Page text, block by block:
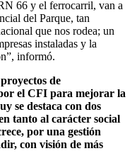
66 y el ferrocarril, van a
del Parque, tan
que nos rodea; un
instaladas y la
informó.
de
el CFI para mejorar la
se destaca con dos
tanto al carácter social
por una gestión
con visión de más